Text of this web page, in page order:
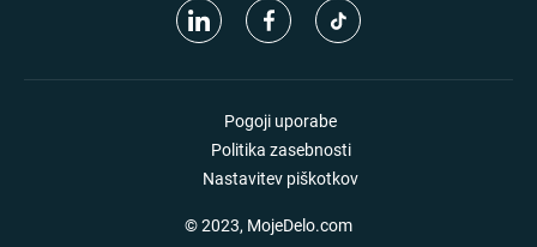
Pogoji uporabe
Politika zasebnosti
Nastavitev piškotkov
© 2023, MojeDelo.com